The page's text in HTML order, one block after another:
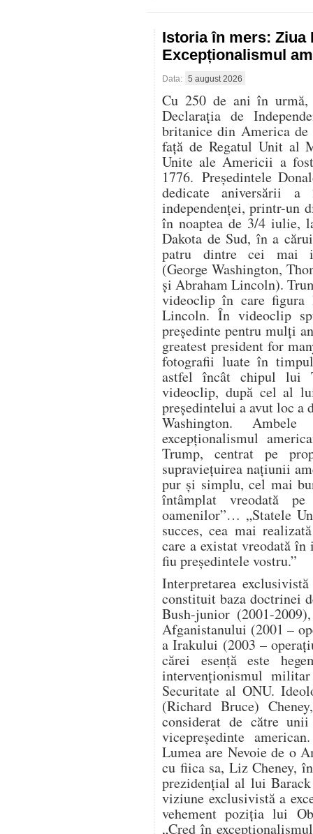
Istoria în mers: Ziua
Excepționalismul
Data: 5 august 2026
Cu 250 de ani în
Declarația de
britanice din America de
față de Regatul Unit al
Unite ale Americii a
1776. Președintele
dedicate aniversării
independenței, printr-un
în noaptea de 3/4 iulie,
Dakota de Sud, în a
patru dintre cei mai
(George Washington,
și Abraham Lincoln).
videoclip în care figura
Lincoln. În videoclip
președinte pentru mulți
greatest president for
fotografii luate în
astfel încât chipul lui
videoclip, după cel al
președintelui a avut loc a
Washington.
excepționalismul
Trump, centrat pe
supraviețuirea națiunii
pur și simplu, cel mai
întâmplat vreodată
oamenilor”… „Statele
succes, cea mai
care a existat vreodată
fiu președintele vostru.”
Interpretarea
constituit baza doctrinei
Bush-junior (2001-
Afganistanului (2001 –
a Irakului (2003 –
cărei esență este
intervenționismul
Securitate al ONU.
(Richard Bruce)
considerat de către
vicepreședinte
Lumea are Nevoie de o
cu fiica sa, Liz Cheney,
prezidențial al lui Barack
viziune exclusivistă a
vehement poziția lui
„Cred în